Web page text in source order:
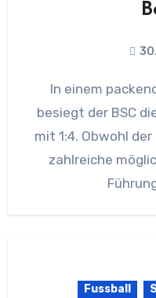
In einem packendem Spiel dominiert und
besiegt der BSC
mit 1:4. Obwohl
zahlreiche
Fussball